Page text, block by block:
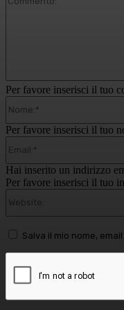
Per favore inserisci il tuo
Per favore inserisci il tuo
Hai inserito un indirizzo
Per favore inserisci il tuo
Salva il mio nome,